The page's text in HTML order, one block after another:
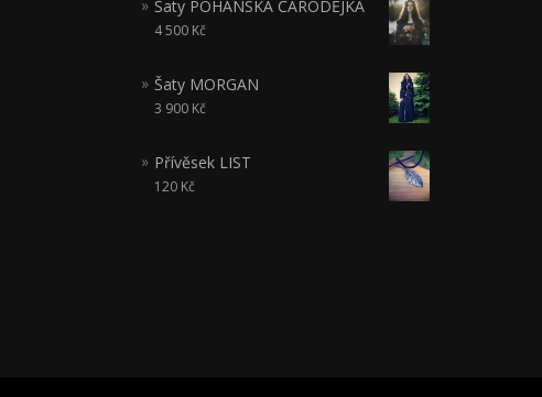
Šaty POHANSKÁ ČARODĚJKA
4 500 Kč
Šaty MORGAN
3 900 Kč
Přívěsek LIST
120 Kč